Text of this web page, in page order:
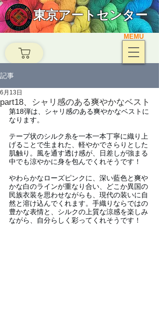
東京アートセンター
MEMU
記事
part18、シャリ感のある爽やかなベスト
6月13日
第18弾は、シャリ感のある爽やかなベストに
なります。
テープ状のシルク糸を一本一本丁寧に織り上
げることで生まれた、軽やかでさらりとした
肌触り。風を通す透け感が、日差しが強まる
中でも涼やかに身を包んでくれそうです！
やわらかなローズピンクに、深い藍色と爽や
かな白のラインが重なり合い、どこか異国の
民族衣装を思わせながらも、現代の装いに自
然と溶け込んでくれます。手織りならではの
豊かな表情と、シルクの上質な涼感を楽しみ
ながら、自分らしく彩ってくれそうです！